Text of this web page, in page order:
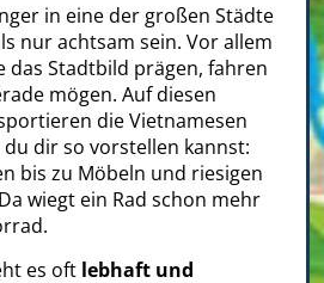
in eine der großen Städte
nur achtsam sein. Vor allem
Stadtbild prägen, fahren
mögen. Auf diesen
die Vietnamesen
du dir so vorstellen kannst:
bis zu Möbeln und riesigen
wiegt ein Rad schon mehr
es oft lebhaft und